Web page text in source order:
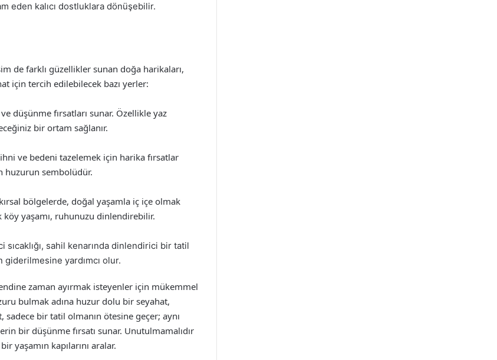
eden kalıcı dostluklara dönüşebilir.
de farklı güzellikler sunan doğa harikaları,
için tercih edilebilecek bazı yerler:
düşünme fırsatları sunar. Özellikle yaz
bir ortam sağlanır.
ve bedeni tazelemek için harika fırsatlar
huzurun sembolüdür.
bölgelerde, doğal yaşamla iç içe olmak
yaşamı, ruhunuzu dinlendirebilir.
sahil kenarında dinlendirici bir tatil
yardımcı olur.
zaman ayırmak isteyenler için mükemmel
bulmak adına huzur dolu bir seyahat,
bir tatil olmanın ötesine geçer; aynı
bir düşünme fırsatı sunar. Unutulmamalıdır
yaşamın kapılarını aralar.